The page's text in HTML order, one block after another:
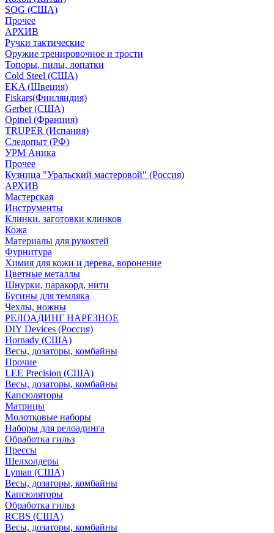
SOG (США)
Прочее
АРХИВ
Ручки тактические
Оружие тренировочное и трости
Топоры, пилы, лопатки
Cold Steel (США)
EKA (Швеция)
Fiskars(Финляндия)
Gerber (США)
Opinel (Франция)
TRUPER (Испания)
Следопыт (РФ)
УРМ Аника
Прочее
Кузница "Уральский мастеровой" (Россия)
АРХИВ
Мастерская
Инструменты
Клинки. заготовки клинков
Кожа
Материалы для рукоятей
Фурнитура
Химия для кожи и дерева, воронение
Цветные металлы
Шнурки, паракорд, нити
Бусины для темляка
Чехлы, ножны
РЕЛОАДИНГ НАРЕЗНОЕ
DIY Devices (Россия)
Hornady (США)
Весы, дозаторы, комбайны
Прочие
LEE Precision (США)
Весы, дозаторы, комбайны
Капсюляторы
Матрицы
Молотковые наборы
Наборы для релоадинга
Обработка гильз
Преcсы
Шелхолдеры
Lyman (США)
Весы, дозаторы, комбайны
Капсюляторы
Обработка гильз
RCBS (США)
Весы, дозаторы, комбайны